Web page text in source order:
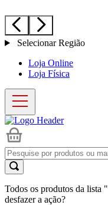
Selecionar Região
Loja Online
Loja Física
Todos os produtos da lista "
desfazer a ação?